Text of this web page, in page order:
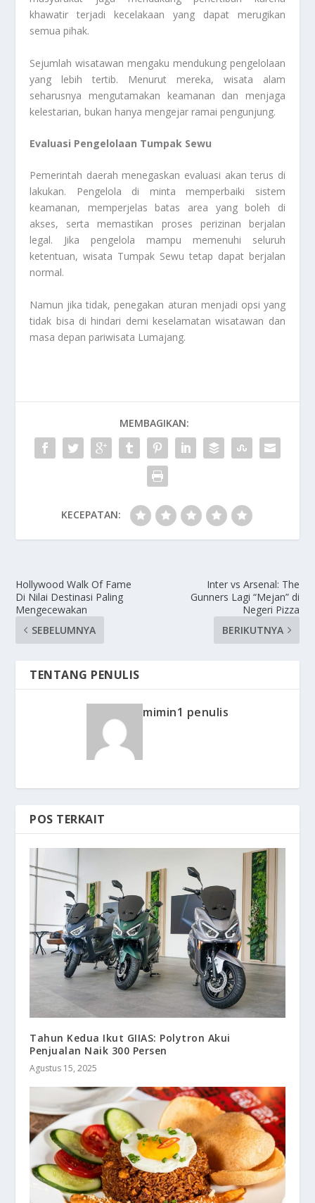
khawatir terjadi kecelakaan yang dapat merugikan
semua pihak.
Sejumlah wisatawan mengaku mendukung pengelolaan
yang lebih tertib. Menurut mereka, wisata alam
seharusnya mengutamakan keamanan dan menjaga
kelestarian, bukan hanya mengejar ramai pengunjung.
Evaluasi Pengelolaan Tumpak Sewu
Pemerintah daerah menegaskan evaluasi akan terus di
lakukan. Pengelola di minta memperbaiki sistem
keamanan, memperjelas batas area yang boleh di
akses, serta memastikan proses perizinan berjalan
legal. Jika pengelola mampu memenuhi seluruh
ketentuan, wisata Tumpak Sewu tetap dapat berjalan
normal.
Namun jika tidak, penegakan aturan menjadi opsi yang
tidak bisa di hindari demi keselamatan wisatawan dan
masa depan pariwisata Lumajang.
MEMBAGIKAN:
KECEPATAN:
Hollywood Walk Of Fame
Di Nilai Destinasi Paling
Mengecewakan
SEBELUMNYA
Inter vs Arsenal: The
Gunners Lagi “Mejan” di
Negeri Pizza
BERIKUTNYA
TENTANG PENULIS
mimin1 penulis
POS TERKAIT
Tahun Kedua Ikut GIIAS: Polytron Akui
Penjualan Naik 300 Persen
Agustus 15, 2025